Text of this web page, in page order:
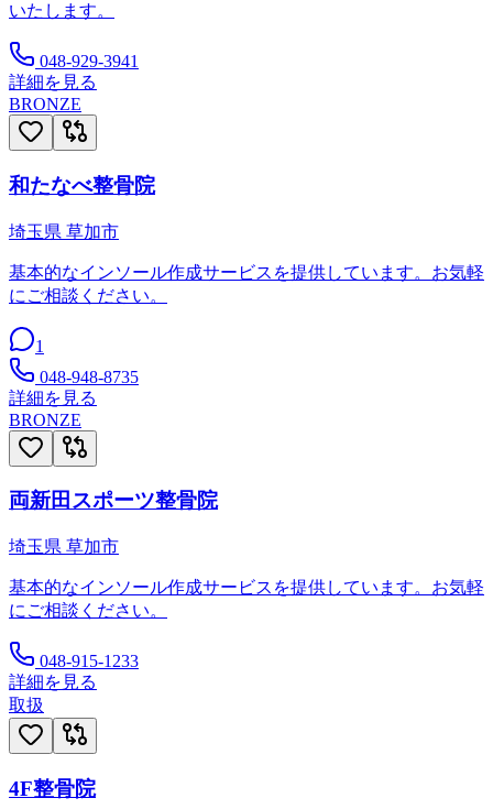
いたします。
048-929-3941
詳細を見る
BRONZE
和たなべ整骨院
埼玉県 草加市
基本的なインソール作成サービスを提供しています。お気軽
にご相談ください。
1
048-948-8735
詳細を見る
BRONZE
両新田スポーツ整骨院
埼玉県 草加市
基本的なインソール作成サービスを提供しています。お気軽
にご相談ください。
048-915-1233
詳細を見る
取扱
4F整骨院